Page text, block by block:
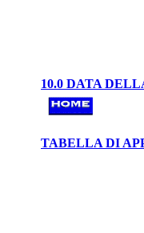
10.0 DATA
TABELLA DI